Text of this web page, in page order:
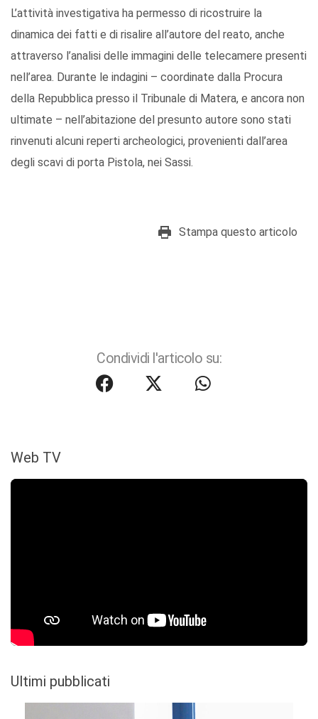
L’attività investigativa ha permesso di ricostruire la
dinamica dei fatti e di risalire all’autore del reato, anche
attraverso l’analisi delle immagini delle telecamere presenti
nell’area. Durante le indagini – coordinate dalla Procura
della Repubblica presso il Tribunale di Matera, e ancora non
ultimate – nell’abitazione del presunto autore sono stati
rinvenuti alcuni reperti archeologici, provenienti dall’area
degli scavi di porta Pistola, nei Sassi.
Stampa questo articolo
Condividi l'articolo su:
Web TV
Ultimi pubblicati